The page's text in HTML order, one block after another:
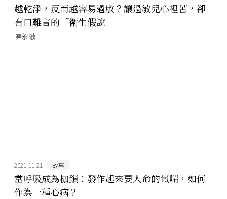
越乾淨，反而越容易過敏？讓過敏兒心裡苦，卻
有口難言的「衛生假說」
陳永融
2021-11-21 故事
當呼吸成為枷鎖：發作起來要人命的氣喘，如何
作為一種心病？